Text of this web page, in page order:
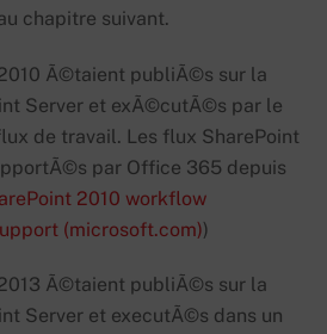
chapitre suivant.
Ã©taient publiÃ©s sur la
Server et exÃ©cutÃ©s par le
de travail. Les flux SharePoint
par Office 365 depuis
2010 workflow
(microsoft.com))
Ã©taient publiÃ©s sur la
Server et executÃ©s dans un